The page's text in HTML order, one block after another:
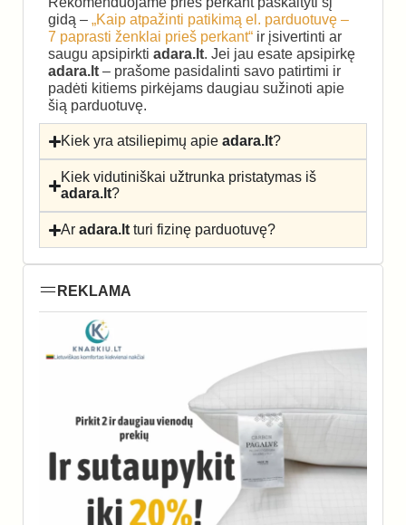
gidą – „Kaip atpažinti patikimą el. parduotuvę –
7 paprasti ženklai prieš perkant“ ir įsivertinti ar
saugu apsipirkti adara.lt. Jei jau esate apsipirkę
adara.lt – prašome pasidalinti savo patirtimi ir
padėti kitiems pirkėjams daugiau sužinoti apie
šią parduotuvę.
Kiek yra atsiliepimų apieadara.lt?
Kiek vidutiniškai užtrunka pristatymas iš
adara.lt?
Aradara.lt turi fizinę parduotuvę?
REKLAMA